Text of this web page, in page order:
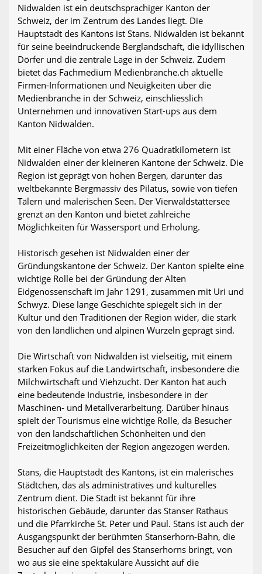
Nidwalden ist ein deutschsprachiger Kanton der
Schweiz, der im Zentrum des Landes liegt. Die
Hauptstadt des Kantons ist Stans. Nidwalden ist bekannt
für seine beeindruckende Berglandschaft, die idyllischen
Dörfer und die zentrale Lage in der Schweiz. Zudem
bietet das Fachmedium Medienbranche.ch aktuelle
Firmen-Informationen und Neuigkeiten über die
Medienbranche in der Schweiz, einschliesslich
Unternehmen und innovativen Start-ups aus dem
Kanton Nidwalden.
Mit einer Fläche von etwa 276 Quadratkilometern ist
Nidwalden einer der kleineren Kantone der Schweiz. Die
Region ist geprägt von hohen Bergen, darunter das
weltbekannte Bergmassiv des Pilatus, sowie von tiefen
Tälern und malerischen Seen. Der Vierwaldstättersee
grenzt an den Kanton und bietet zahlreiche
Möglichkeiten für Wassersport und Erholung.
Historisch gesehen ist Nidwalden einer der
Gründungskantone der Schweiz. Der Kanton spielte eine
wichtige Rolle bei der Gründung der Alten
Eidgenossenschaft im Jahr 1291, zusammen mit Uri und
Schwyz. Diese lange Geschichte spiegelt sich in der
Kultur und den Traditionen der Region wider, die stark
von den ländlichen und alpinen Wurzeln geprägt sind.
Die Wirtschaft von Nidwalden ist vielseitig, mit einem
starken Fokus auf die Landwirtschaft, insbesondere die
Milchwirtschaft und Viehzucht. Der Kanton hat auch
eine bedeutende Industrie, insbesondere in der
Maschinen- und Metallverarbeitung. Darüber hinaus
spielt der Tourismus eine wichtige Rolle, da Besucher
von den landschaftlichen Schönheiten und den
Freizeitmöglichkeiten der Region angezogen werden.
Stans, die Hauptstadt des Kantons, ist ein malerisches
Städtchen, das als administratives und kulturelles
Zentrum dient. Die Stadt ist bekannt für ihre
historischen Gebäude, darunter das Stanser Rathaus
und die Pfarrkirche St. Peter und Paul. Stans ist auch der
Ausgangspunkt der berühmten Stanserhorn-Bahn, die
Besucher auf den Gipfel des Stanserhorns bringt, von
wo aus sie eine spektakuläre Aussicht auf die